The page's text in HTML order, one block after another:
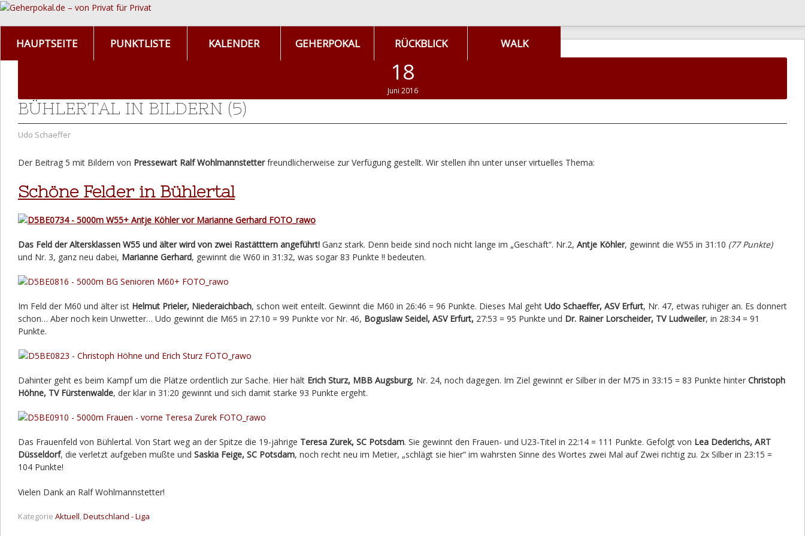
HAUPTSEITE PUNKTLISTE KALENDER GEHERPOKAL RÜCKBLICK WALK
18
Juni 2016
BÜHLERTAL IN BILDERN (5)
Udo Schaeffer
Der Beitrag 5 mit Bildern von Pressewart Ralf Wohlmannstetterfreundlicherweise zur Verfügung gestellt. Wir stellen ihn unter unser virtuelles Thema:
Schöne Felder in Bühlertal
Das Feld der Altersklassen W55 und älter wird von zwei Rastätttern angeführt! Ganz stark. Denn beide sind noch nicht lange im „Geschäft“. Nr.2, Antje Köhler, gewinnt die W55 in 31:10 (77 Punkte)
und Nr. 3, ganz neu dabei, Marianne Gerhard, gewinnt die W60 in 31:32, was sogar 83 Punkte !! bedeuten.
Im Feld der M60 und älter ist Helmut Prieler, Niederaichbach, schon weit enteilt. Gewinnt die M60 in 26:46 = 96 Punkte. Dieses Mal geht Udo Schaeffer, ASV Erfurt, Nr. 47, etwas ruhiger an. Es donnert
schon… Aber noch kein Unwetter… Udo gewinnt die M65 in 27:10 = 99 Punkte vor Nr. 46, Boguslaw Seidel, ASV Erfurt, 27:53 = 95 Punkte und Dr. Rainer Lorscheider, TV Ludweiler, in 28:34 = 91
Punkte.
Dahinter geht es beim Kampf um die Plätze ordentlich zur Sache. Hier hält Erich Sturz, MBB Augsburg, Nr. 24, noch dagegen. Im Ziel gewinnt er Silber in der M75 in 33:15 = 83 Punkte hinter Christoph
Höhne, TV Fürstenwalde, der klar in 31:20 gewinnt und sich damit starke 93 Punkte ergeht.
Das Frauenfeld von Bühlertal. Von Start weg an der Spitze die 19-jährige Teresa Zurek, SC Potsdam. Sie gewinnt den Frauen- und U23-Titel in 22:14 = 111 Punkte. Gefolgt von Lea Dederichs, ART
Düsseldorf, die verletzt aufgeben mußte und Saskia Feige, SC Potsdam, noch recht neu im Metier, „schlägt sie hier“ im wahrsten Sinne des Wortes zwei Mal auf Zwei richtig zu. 2x Silber in 23:15 =
104 Punkte!
Vielen Dank an Ralf Wohlmannstetter!
Kategorie Aktuell,Deutschland - Liga